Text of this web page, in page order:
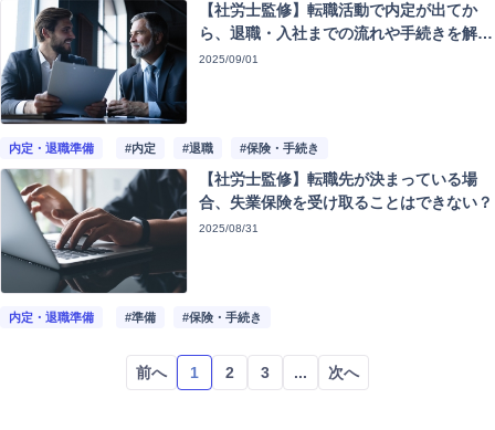
【社労士監修】転職活動で内定が出てか
ら、退職・入社までの流れや手続きを解
説
2025/09/01
内定・退職準備 #内定 #退職 #保険・手続き
【社労士監修】転職先が決まっている場
合、失業保険を受け取ることはできない？
2025/08/31
内定・退職準備 #準備 #保険・手続き
前へ 1 2 3 ... 次へ